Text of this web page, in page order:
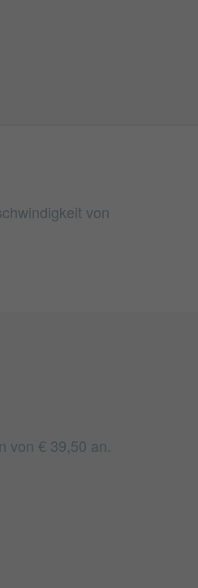
von
von € 39,50 an.